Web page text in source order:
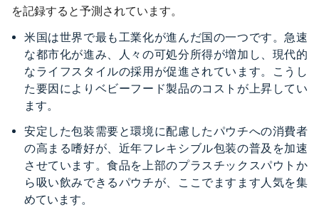
を記録すると予測されています。
米国は世界で最も工業化が進んだ国の一つです。急速
な都市化が進み、人々の可処分所得が増加し、現代的
なライフスタイルの採用が促進されています。こうし
た要因によりベビーフード製品のコストが上昇してい
ます。
安定した包装需要と環境に配慮したパウチへの消費者
の高まる嗜好が、近年フレキシブル包装の普及を加速
させています。食品を上部のプラスチックスパウトか
ら吸い飲みできるパウチが、ここでますます人気を集
めています。